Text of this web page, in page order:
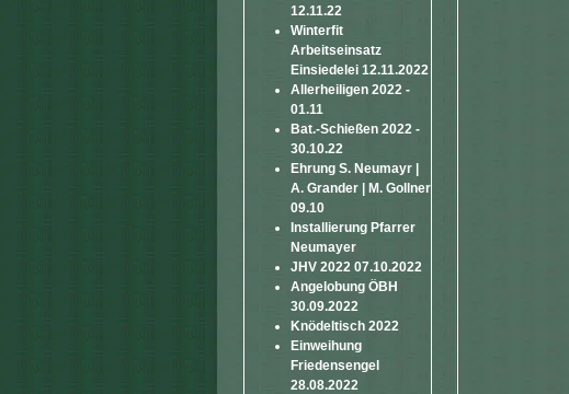
12.11.22
Winterfit
Arbeitseinsatz
Einsiedelei 12.11.2022
Allerheiligen 2022 -
01.11
Bat.-Schießen 2022 -
30.10.22
Ehrung S. Neumayr |
A. Grander | M. Gollner
09.10
Installierung Pfarrer
Neumayer
JHV 2022 07.10.2022
Angelobung ÖBH
30.09.2022
Knödeltisch 2022
Einweihung
Friedensengel
28.08.2022